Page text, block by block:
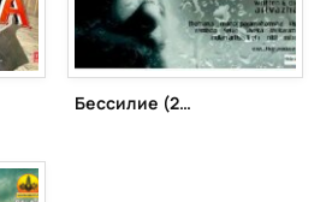
Бессилие (2009)